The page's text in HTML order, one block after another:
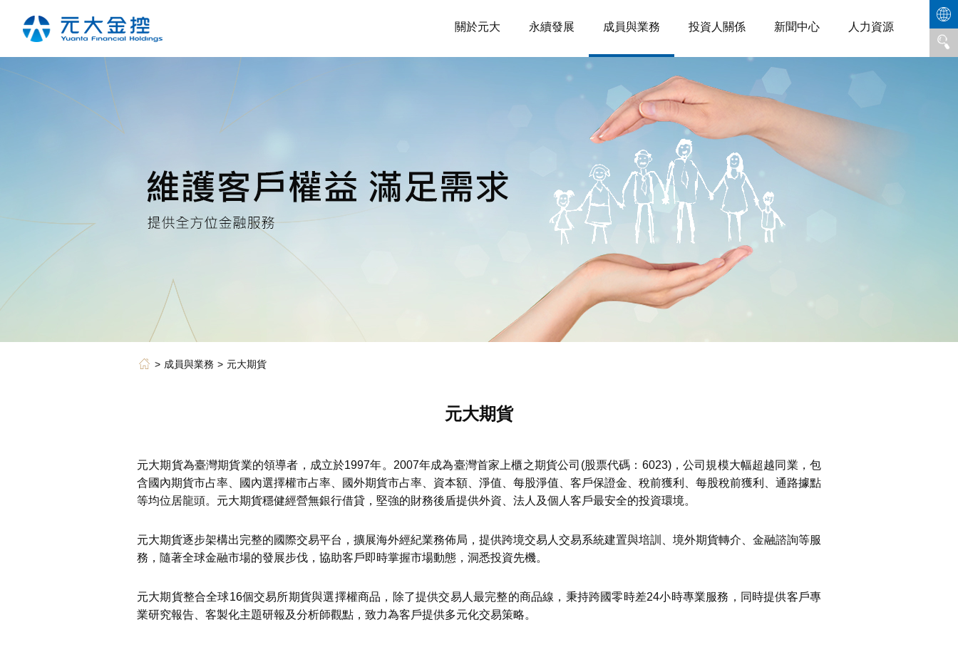
關於元大 永續發展 成員與業務 投資人關係 新聞中心 人力資源
成員與業務 元大期貨
元大期貨
元大期貨為臺灣期貨業的領導者，成立於1997年。2007年成為臺灣首家上櫃之期貨公司(股票代碼：6023)，公司規模大幅超越同業，包
含國內期貨市占率、國內選擇權市占率、國外期貨市占率、資本額、淨值、每股淨值、客戶保證金、稅前獲利、每股稅前獲利、通路據點
等均位居龍頭。元大期貨穩健經營無銀行借貸，堅強的財務後盾提供外資、法人及個人客戶最安全的投資環境。
元大期貨逐步架構出完整的國際交易平台，擴展海外經紀業務佈局，提供跨境交易人交易系統建置與培訓、境外期貨轉介、金融諮詢等服
務，隨著全球金融市場的發展步伐，協助客戶即時掌握市場動態，洞悉投資先機。
元大期貨整合全球16個交易所期貨與選擇權商品，除了提供交易人最完整的商品線，秉持跨國零時差24小時專業服務，同時提供客戶專
業研究報告、客製化主題研報及分析師觀點，致力為客戶提供多元化交易策略。